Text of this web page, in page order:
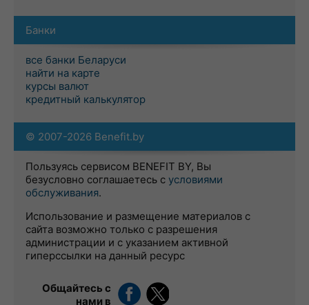
Банки
все банки Беларуси
найти на карте
курсы валют
кредитный калькулятор
© 2007-2026 Benefit.by
Пользуясь сервисом BENEFIT BY, Вы
безусловно соглашаетесь с условиями
обслуживания.
Использование и размещение материалов с
сайта возможно только с разрешения
администрации и с указанием активной
гиперссылки на данный ресурс
Общайтесь с
нами в